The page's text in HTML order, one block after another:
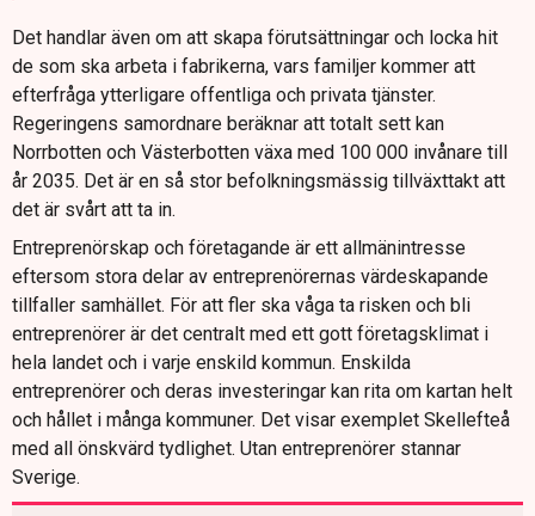
Det handlar även om att skapa förutsättningar och locka hit
de som ska arbeta i fabrikerna, vars familjer kommer att
efterfråga ytterligare offentliga och privata tjänster.
Regeringens samordnare beräknar att totalt sett kan
Norrbotten och Västerbotten växa med 100 000 invånare till
år 2035. Det är en så stor befolkningsmässig tillväxttakt att
det är svårt att ta in.
Entreprenörskap och företagande är ett allmänintresse
eftersom stora delar av entreprenörernas värdeskapande
tillfaller samhället. För att fler ska våga ta risken och bli
entreprenörer är det centralt med ett gott företagsklimat i
hela landet och i varje enskild kommun. Enskilda
entreprenörer och deras investeringar kan rita om kartan helt
och hållet i många kommuner. Det visar exemplet Skellefteå
med all önskvärd tydlighet. Utan entreprenörer stannar
Sverige.